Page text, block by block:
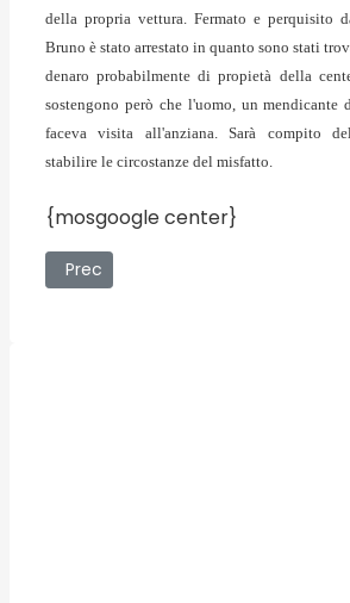
della propria vettura. Fermato e perquisito
Bruno è stato arrestato in quanto sono stati
denaro probabilmente di propietà della
sostengono però che l'uomo, un mendicante
faceva visita all'anziana. Sarà compito
stabilire le circostanze del misfatto.
{mosgoogle center}
Articolo precedente: 17/12/2008 -
Prec